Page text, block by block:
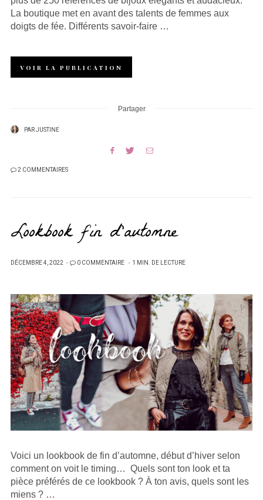
La boutique met en avant des talents de femmes aux
doigts de fée. Différents savoir-faire …
VOIR LA PUBLICATION
Partager
PARJUSTINE
2 COMMENTAIRES
Lookbook fin d’automne
PUBLIÉ
DÉCEMBRE 4, 2022 0 COMMENTAIRE 1 MIN. DE LECTURE
Voici un lookbook de fin d’automne, début d’hiver selon
comment on voit le timing… Quels sont ton look et ta
pièce préférés de ce lookbook ? À ton avis, quels sont les
miens ? …